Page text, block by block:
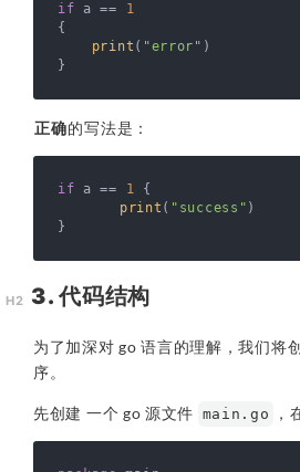
if a ==
1
{
print ( "error" )
正确的写法是：
if a == 1 {
print ( "success" )
3. 代码结构
为了加深对 go 语言的理解，我们将
序。
先创建 一个 go 源文件 main.go ，